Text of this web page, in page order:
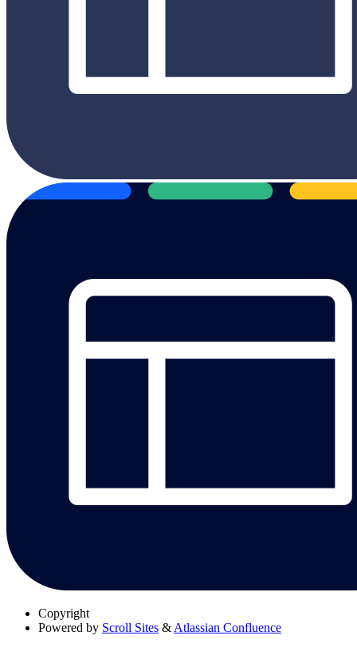
Copyright
Powered by Scroll Sites & Atlassian Confluence